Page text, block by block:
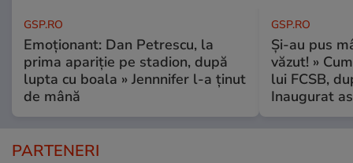
GSP.RO
Emoționant: Dan Petrescu, la
prima apariție pe stadion, după
lupta cu boala » Jennnifer l-a ținut
de mână
GSP.RO
Și-au pus
văzut! »
lui FCSB,
Inaugurat
PARTENERI